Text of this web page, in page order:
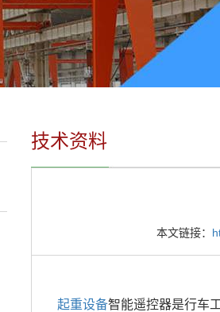
技术资料
本文链接：
起重设备智能遥控器是行车